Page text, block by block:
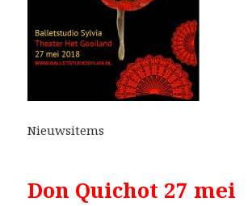
Nieuwsitems
Don Quichot 27 mei